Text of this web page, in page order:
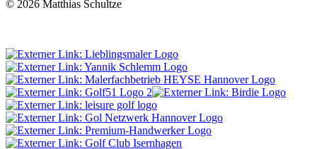
© 2026 Matthias Schultze